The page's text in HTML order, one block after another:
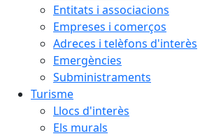
Entitats i associacions
Empreses i comerços
Adreces i telèfons d'interès
Emergències
Subministraments
Turisme
Llocs d'interès
Els murals